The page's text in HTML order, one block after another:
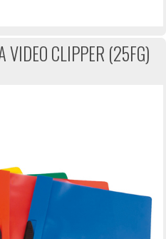
VIDEO CLIPPER (25FG)